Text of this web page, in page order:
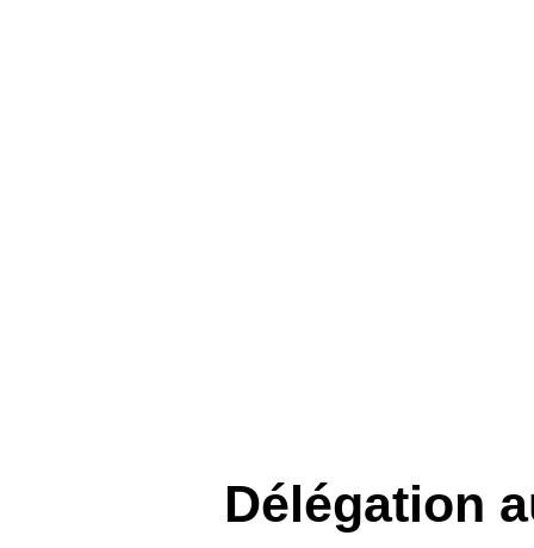
Délégation